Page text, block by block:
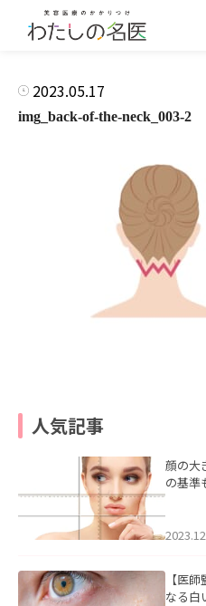
2023.05.17
img_back-of-the-neck_003-2
人気記事
顔の大
の基準
【医
なる白